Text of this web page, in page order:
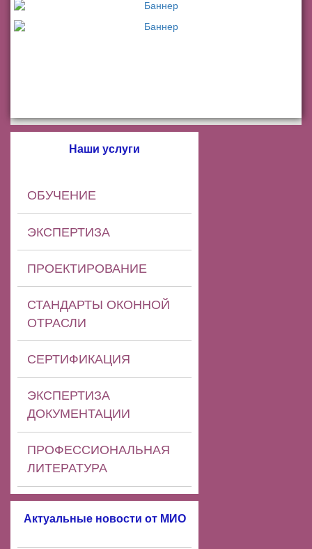
Наши услуги
ОБУЧЕНИЕ
ЭКСПЕРТИЗА
ПРОЕКТИРОВАНИЕ
СТАНДАРТЫ ОКОННОЙ
ОТРАСЛИ
СЕРТИФИКАЦИЯ
ЭКСПЕРТИЗА
ДОКУМЕНТАЦИИ
ПРОФЕССИОНАЛЬНАЯ
ЛИТЕРАТУРА
Актуальные новости от МИО